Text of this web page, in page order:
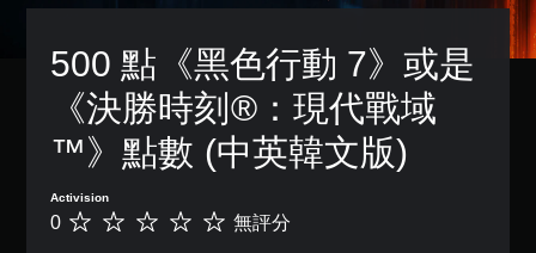
500 點《黑色行動 7》或是
《決勝時刻®：現代戰域
™》點數 (中英韓文版)
Activision
無
0 無評分